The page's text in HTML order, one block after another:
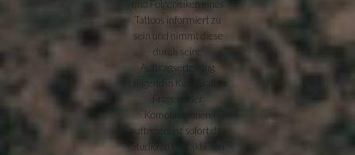
und Folgerisiken eines
Tattoos informiert zu
sein und nimmt diese
durch seine
Auftragserteilung
Komplikationen
auftreten, ist sofort das
Studio zu kontaktieren